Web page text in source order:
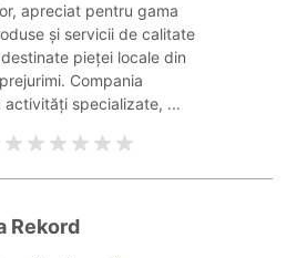
apreciat pentru gama
și servicii de calitate
pieței locale din
Compania
activități specializate, ...
Rekord